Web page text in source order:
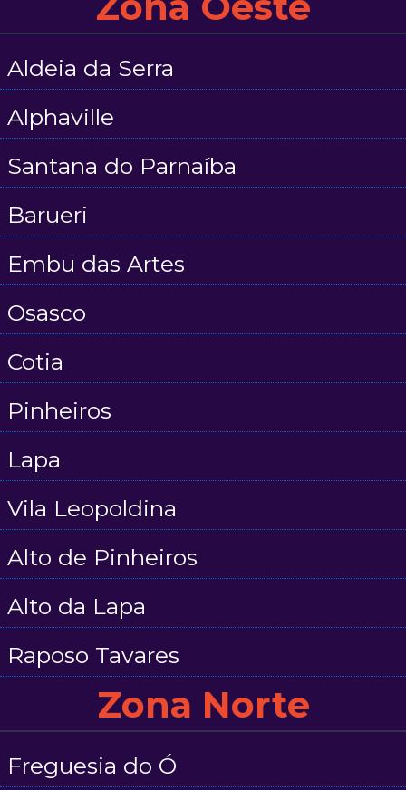
Aldeia da Serra
Alphaville
Santana do Parnaíba
Barueri
Embu das Artes
Osasco
Cotia
Pinheiros
Lapa
Vila Leopoldina
Alto de Pinheiros
Alto da Lapa
Raposo Tavares
Zona Norte
Freguesia do Ó